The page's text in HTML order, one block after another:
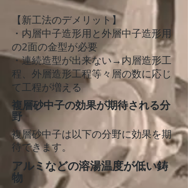
【新工法のデメリット】
・内層中子造形用と外層中子造形用
の2面の金型が必要
・連続造型が出来ない→内層造形工
程、外層造形工程等々層の数に応じ
て工程が増える
複層砂中子の効果が期待される分
野
複層砂中子は以下の分野に効果を期
待できます。
アルミなどの溶湯温度が低い鋳
物